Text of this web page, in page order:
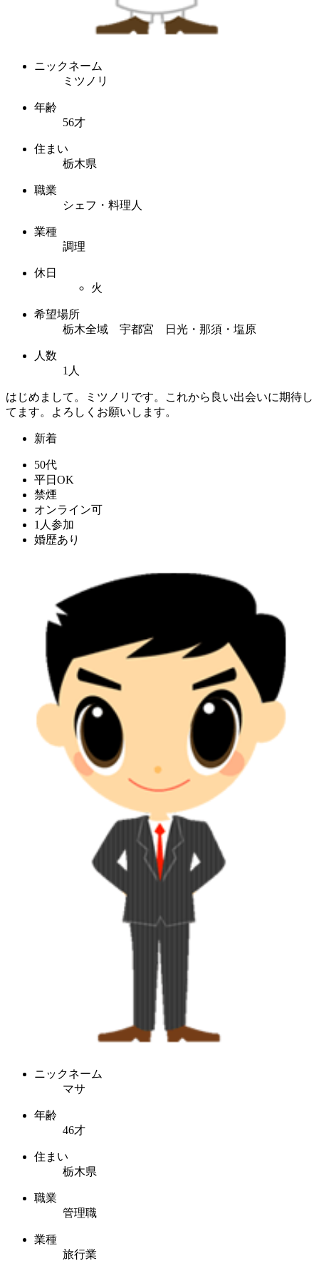
ニックネーム
ミツノリ
年齢
56才
住まい
栃木県
職業
シェフ・料理人
業種
調理
休日
火
希望場所
栃木全域 宇都宮 日光・那須・塩原
人数
1人
はじめまして。ミツノリです。これから良い出会いに期待し
てます。よろしくお願いします。
新着
50代
平日OK
禁煙
オンライン可
1人参加
婚歴あり
ニックネーム
マサ
年齢
46才
住まい
栃木県
職業
管理職
業種
旅行業